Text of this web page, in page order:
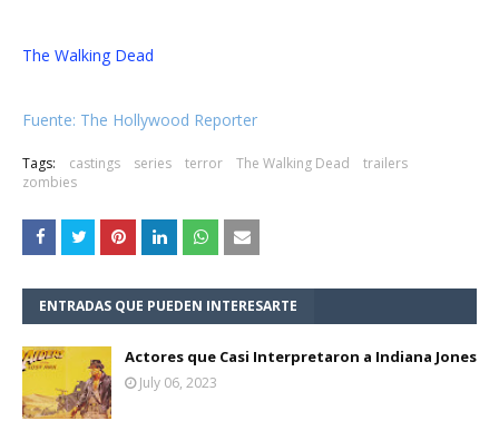
The Walking Dead
Fuente: The Hollywood Reporter
Tags: castings series terror The Walking Dead
trailers
zombies
ENTRADAS QUE PUEDEN INTERESARTE
Actores que Casi Interpretaron a Indiana Jones
July 06, 2023